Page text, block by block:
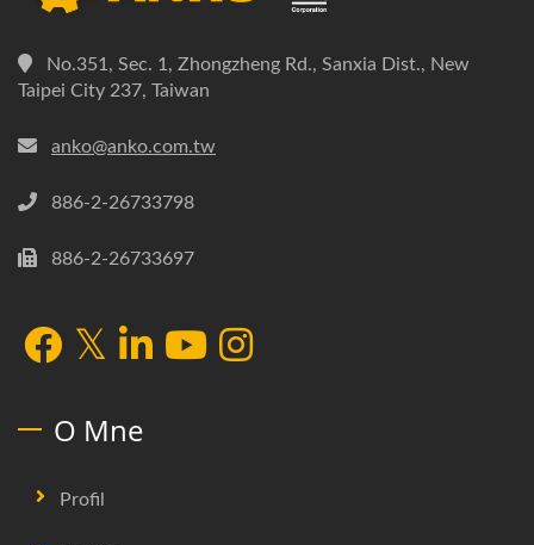
No.351, Sec. 1, Zhongzheng Rd., Sanxia Dist., New
Taipei City 237, Taiwan
anko@anko.com.tw
886-2-26733798
886-2-26733697
O Mne
Profil